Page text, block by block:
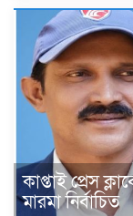
কাপ্তাই প্রেস
মারমা নির্বাচিত